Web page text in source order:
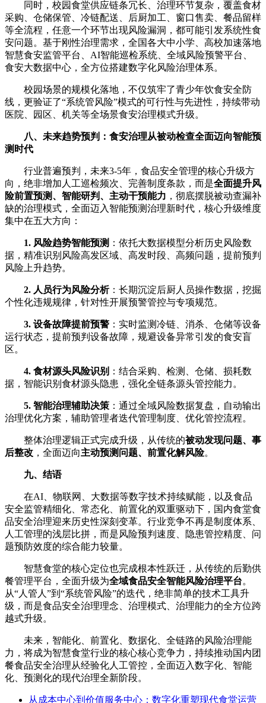
同时，校园食堂供应链条冗长、治理环节复杂，覆盖食材
采购、仓储保管、冷链配送、后厨加工、窗口售卖、餐品留样
等全流程，任意一个环节出现风险漏洞，都可能引发系统性食
安问题。基于刚性治理需求，全国各大中小学、高校加速落地
智慧食安监管平台、AI智能巡检系统、全域风险预警平台、
食安大数据中心，全方位搭建数字化风险治理体系。
校园场景的规模化落地，不仅筑牢了青少年饮食安全防
线，更验证了“系统管风险”模式的可行性与先进性，持续带动
医院、园区、机关等全场景食安治理模式升级。
八、未来趋势预判：食安治理从被动检查全面迈向智能预
测时代
行业普遍预判，未来3-5年，食品安全管理的核心升级方
向，绝非增加人工巡检频次、完善制度条款，而是全面提升风
险前置预测、智能研判、主动干预能力 ，彻底摆脱被动查漏补
缺的治理模式，全面迈入智能预测治理新时代，核心升级维度
集中在五大方向：
1. 风险趋势智能预测 ：依托大数据模型分析历史风险数
据，精准识别风险高发区域、高发时段、高频问题，提前预判
风险上升趋势。
2. 人员行为风险分析：长期沉淀后厨人员操作数据，挖掘
个性化违规规律，针对性开展预警管控与专项规范。
3. 设备故障提前预警 ：实时监测冷链、消杀、仓储等设备
运行状态，提前预判设备故障，规避设备异常引发的食安盲
区。
4. 食材源头风险识别 ：结合采购、检测、仓储、损耗数
据，智能识别食材源头隐患，强化全链条源头管控能力。
5. 智能治理辅助决策 ：通过全域风险数据复盘，自动输出
治理优化方案，辅助管理者迭代管理制度、优化管控流程。
整体治理逻辑正式完成升级，从传统的被动发现问题、事
后整改 ，全面迈向主动预测问题、前置化解风险。
九、结语
在AI、物联网、大数据等数字技术持续赋能，以及食品
安全监管精细化、常态化、前置化的双重驱动下，国内食堂食
品安全治理迎来历史性深刻变革。行业竞争不再是制度体系、
人工管理的浅层比拼，而是风险预判速度、隐患管控精度、问
题预防效度的综合能力较量。
智慧食堂的核心定位也完成根本性跃迁，从传统的后勤供
餐管理平台，全面升级为全域食品安全智能风险治理平台。
从“人管人”到“系统管风险”的迭代，绝非简单的技术工具升
级，而是食品安全治理理念、治理模式、治理能力的全方位跨
越式升级。
未来，智能化、前置化、数据化、全链路的风险治理能
力，将成为智慧食堂行业的核心核心竞争力，持续推动国内团
餐食品安全治理从经验化人工管控，全面迈入数字化、智能
化、预测化的现代治理全新阶段。
从成本中心到价值服务中心：数字化重塑现代食堂运营